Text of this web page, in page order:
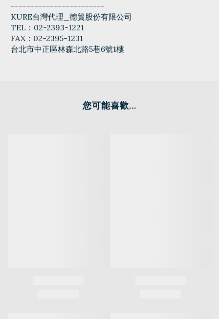
------------------------
KURE台灣代理_德貿股份有限公司
TEL：02-2393-1221
FAX：02-2395-1231
台北市中正區林森北路5巷6號1樓
您可能喜歡...